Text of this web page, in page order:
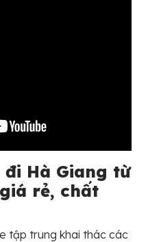
đi Hà Giang từ
rẻ, chất
tập trung khai thác các